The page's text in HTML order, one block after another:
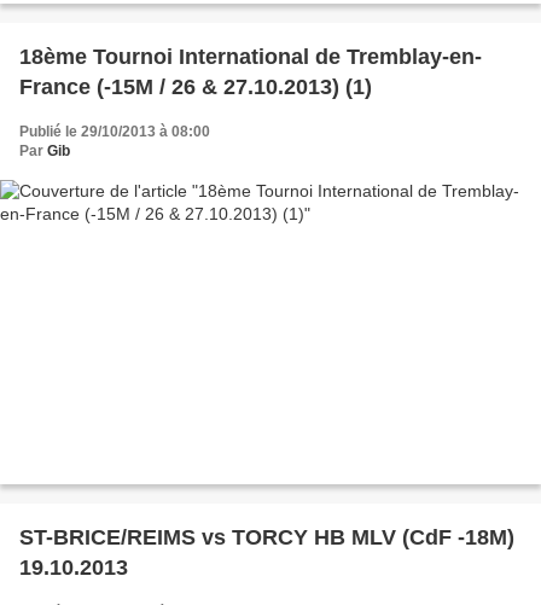
18ème Tournoi International de Tremblay-en-
France (-15M / 26 & 27.10.2013) (1)
Publié le 29/10/2013 à 08:00
Par Gib
ST-BRICE/REIMS vs TORCY HB MLV (CdF -18M)
19.10.2013